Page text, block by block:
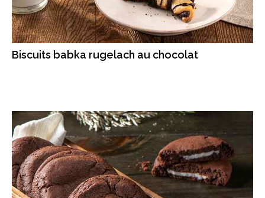
Biscuits babka rugelach au chocolat